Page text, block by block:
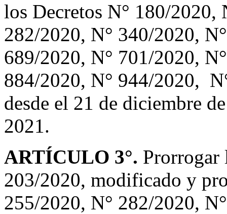
los Decretos N° 180/2020,
282/2020, N° 340/2020,
689/2020, N° 701/2020,
884/2020, N° 944/2020,
desde el 21 de diciembre
2021.
ARTÍCULO 3°. Prorrogar
203/2020, modificado y
255/2020, N° 282/2020,